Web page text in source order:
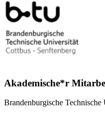
Akademische*r
Brandenburgische